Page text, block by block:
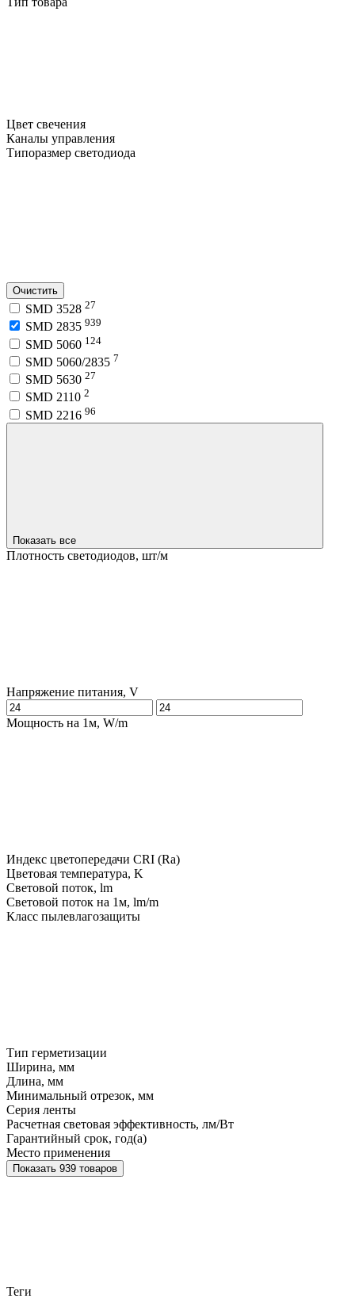
Цвет свечения
Каналы управления
Типоразмер светодиода
Очистить
SMD 3528 27
SMD 2835 939
SMD 5060 124
SMD 5060/2835 7
SMD 5630 27
SMD 2110 2
SMD 2216 96
Показать все
Плотность светодиодов, шт/м
Напряжение питания, V
Мощность на 1м, W/m
Индекс цветопередачи CRI (Ra)
Цветовая температура, K
Световой поток, lm
Световой поток на 1м, lm/m
Класс пылевлагозащиты
Тип герметизации
Ширина, мм
Длина, мм
Минимальный отрезок, мм
Серия ленты
Расчетная световая эффективность, лм/Вт
Гарантийный срок, год(а)
Место применения
Показать 939 товаров
Теги